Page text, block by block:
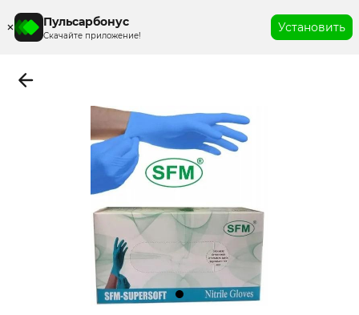
Пульсарбонус
Скачайте приложение!
Установить